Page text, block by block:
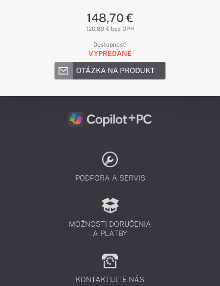
148,70 €
120,89 € bez DPH
Dostupnosť:
VYPREDANÉ
OTÁZKA NA PRODUKT
PODPORA A SERVIS
MOŽNOSTI DORUČENIA
A PLATBY
KONTAKTUJTE NÁS